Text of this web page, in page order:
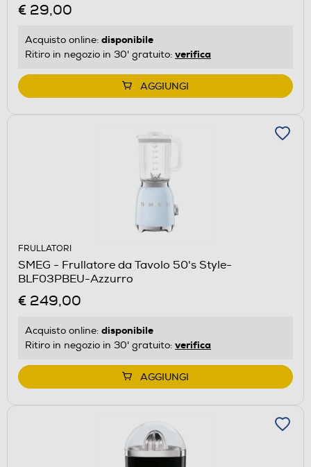
€ 29,00
Acquisto online: disponibile
Ritiro in negozio in 30' gratuito: verifica
AGGIUNGI
FRULLATORI
SMEG - Frullatore da Tavolo 50's Style-
BLF03PBEU-Azzurro
€ 249,00
Acquisto online: disponibile
Ritiro in negozio in 30' gratuito: verifica
AGGIUNGI